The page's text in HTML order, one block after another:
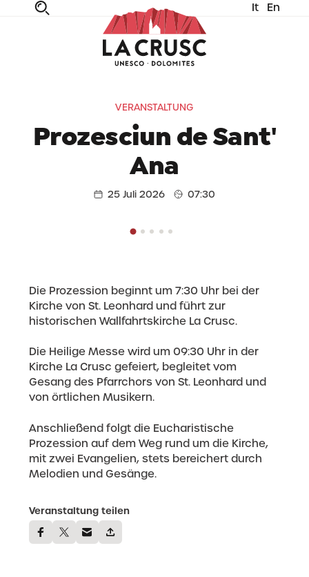
It En
VERANSTALTUNG
Prozesciun de Sant'
Ana
25 Juli 2026 07:30
Die Prozession beginnt um 7:30 Uhr bei der
Kirche von St. Leonhard und führt zur
historischen Wallfahrtskirche La Crusc.
Die Heilige Messe wird um 09:30 Uhr in der
Kirche La Crusc gefeiert, begleitet vom
Gesang des Pfarrchors von St. Leonhard und
von örtlichen Musikern.
Anschließend folgt die Eucharistische
Prozession auf dem Weg rund um die Kirche,
mit zwei Evangelien, stets bereichert durch
Melodien und Gesänge.
Veranstaltung teilen